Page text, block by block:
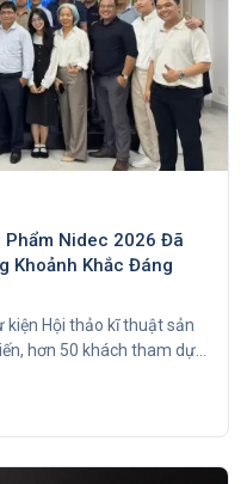
Phẩm Nidec 2026 Đã
Khoảnh Khắc Đáng
kiện Hội thảo kĩ thuật sản
hơn 50 khách tham dự,
chi tiết ngay